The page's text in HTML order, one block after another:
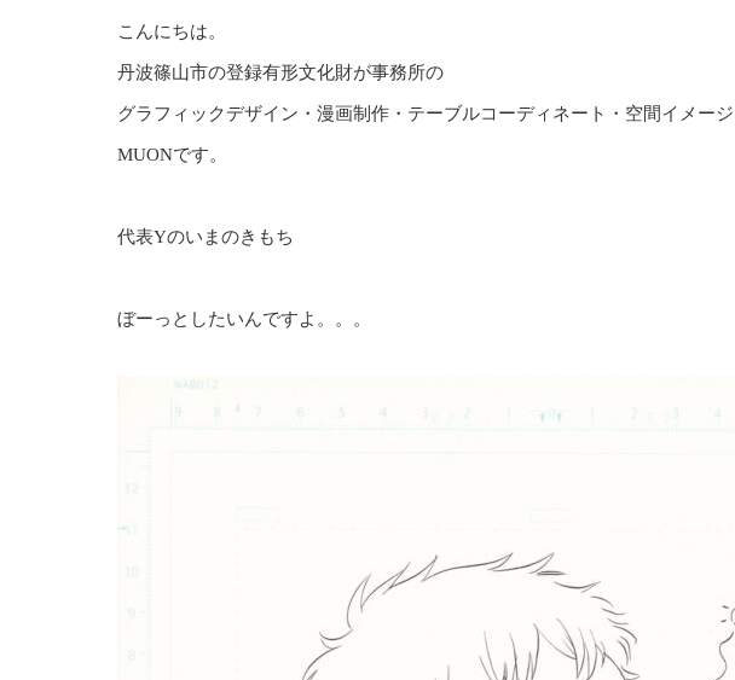
こんにちは。
丹波篠山市の登録有形文化財が事務所の
グラフィックデザイン・漫画制作・テーブルコーディネート・空間イメー
MUONです。
代表Yのいまのきもち
ぼーっとしたいんですよ。。。